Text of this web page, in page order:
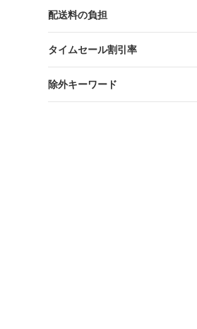
配送料の負担
タイムセール割引率
除外キーワード